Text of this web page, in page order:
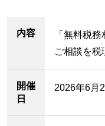
内容
「無料税
ご相談を税
開催
日
2026年6月